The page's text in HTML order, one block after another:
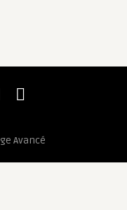
Avancé